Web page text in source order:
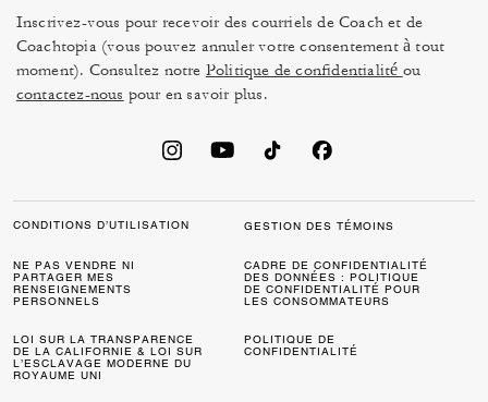
Inscrivez-vous pour recevoir des courriels de Coach et de
Coachtopia (vous pouvez annuler votre consentement à tout
moment). Consultez notre Politique de confidentialité ou
contactez-nous pour en savoir plus.
CONDITIONS D’UTILISATION GESTION DES TÉMOINS
NE PAS VENDRE NI
PARTAGER MES
RENSEIGNEMENTS
PERSONNELS
CADRE DE CONFIDENTIALITÉ
DES DONNÉES : POLITIQUE
DE CONFIDENTIALITÉ POUR
LES CONSOMMATEURS
LOI SUR LA TRANSPARENCE
DE LA CALIFORNIE & LOI SUR
L’ESCLAVAGE MODERNE DU
ROYAUME UNI
POLITIQUE DE
CONFIDENTIALITÉ